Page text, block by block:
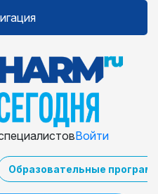
Войти
Образовательные